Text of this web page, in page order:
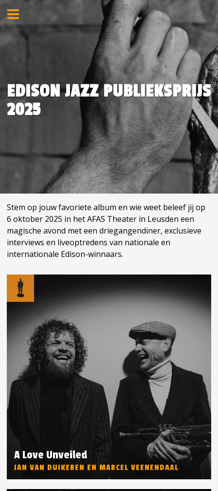
EDISON JAZZ PUBLIEKSPRIJS
2025
Stem op jouw favoriete album en wie weet beleef jij op
6 oktober 2025 in het AFAS Theater in Leusden een
magische avond met een driegangendiner, exclusieve
interviews en liveoptredens van nationale en
internationale Edison-winnaars.
A Love Unveiled
JAN VAN DUIKEREN EN MARCEL VEENENDAAL